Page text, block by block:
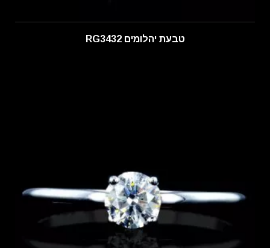
טבעת יהלומים RG3432